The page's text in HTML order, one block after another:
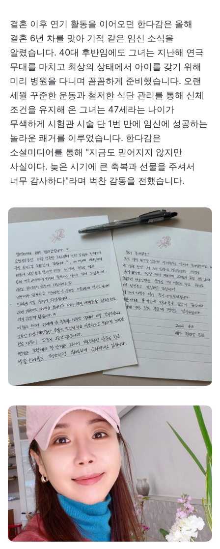
결혼 이후 연기 활동을 이어오던 한다감은 올해
결혼 6년 차를 맞아 기적 같은 임신 소식을
알렸습니다. 40대 후반임에도 그녀는 지난해 연극
무대를 마치고 최상의 상태에서 아이를 갖기 위해
미리 병원을 다니며 꼼꼼하게 준비했습니다. 오랜
세월 꾸준한 운동과 철저한 식단 관리를 통해 신체
조건을 유지해 온 그녀는 47세라는 나이가
무색하게 시험관 시술 단 1번 만에 임신에 성공하는
놀라운 쾌거를 이루었습니다. 한다감은
소셜미디어를 통해 "지금도 믿어지지 않지만
사실이다. 늦은 시기에 큰 축복과 선물을 주셔서
너무 감사하다"라며 벅찬 감동을 전했습니다.